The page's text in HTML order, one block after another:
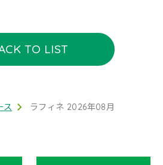
TO LIST
ス ラフィネ 2026年08月